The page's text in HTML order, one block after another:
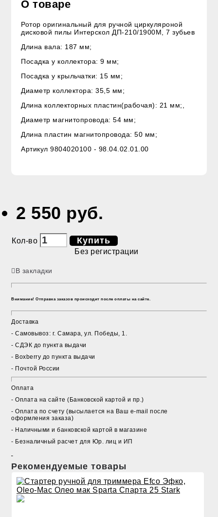
О товаре
Ротор оригинальный для ручной циркуляроной
дисковой пилы Интерскол ДП-210/1900M, 7 зубьев
Длина вала: 187 мм;
Посадка у коллектора: 9 мм;
Посадка у крыльчатки: 15 мм;
Диаметр коллектора: 35,5 мм;
Длина коллекторных пластин(рабочая): 21 мм;,
Диаметр магнитопровода: 54 мм;
Длина пластин магнитопровода: 50 мм;
Артикул 9804020100 - 98.04.02.01.00
2 550 руб.
Кол-во Купить
Без регистрации
В закладки
Внимание! Отправка заказов происходит после оплаты на сайте.
Доставка
- Cамовывоз: г. Самара, ул. Победы, 1.
- СДЭК до пункта выдачи
- Boxberry до пункта выдачи
- Почтой России
Оплата
- Оплата на сайте (Банковской картой и пр.)
- Оплата по счету (высылается на Ваш e-mail после
оформления заказа)
- Наличными и банковской картой в магазине
- Безналичный расчет для Юр. лиц и ИП
Рекомендуемые товары